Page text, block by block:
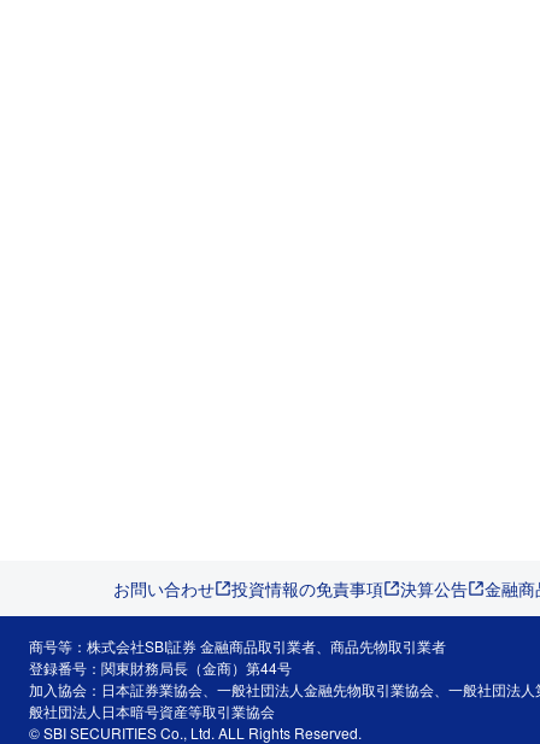
お問い合わせ 投資情報の免責事項 決算公告 金融
商号等：株式会社SBI証券 金融商品取引業者、商品先物取引業者
登録番号：関東財務局長（金商）第44号
加入協会：日本証券業協会、一般社団法人金融先物取引業協会、一般社団法
般社団法人日本暗号資産等取引業協会
© SBI SECURITIES Co., Ltd. ALL Rights Reserved.